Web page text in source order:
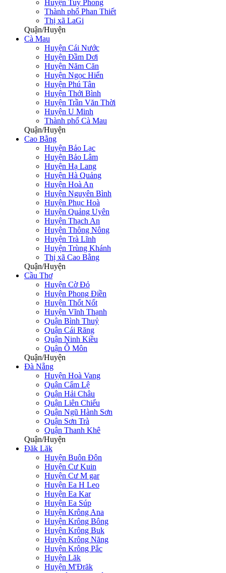
Huyện Tuy Phong
Thành phố Phan Thiết
Thị xã LaGi
Quận/Huyện
Cà Mau
Huyện Cái Nước
Huyện Đầm Dơi
Huyện Năm Căn
Huyện Ngọc Hiển
Huyện Phú Tân
Huyện Thới Bình
Huyện Trần Văn Thời
Huyện U Minh
Thành phố Cà Mau
Quận/Huyện
Cao Bằng
Huyện Bảo Lạc
Huyện Bảo Lâm
Huyện Hạ Lang
Huyện Hà Quảng
Huyện Hoà An
Huyện Nguyên Bình
Huyện Phục Hoà
Huyện Quảng Uyên
Huyện Thạch An
Huyện Thông Nông
Huyện Trà Lĩnh
Huyện Trùng Khánh
Thị xã Cao Bằng
Quận/Huyện
Cầu Thơ
Huyện Cờ Đỏ
Huyện Phong Điền
Huỵện Thốt Nốt
Huyện Vĩnh Thạnh
Quận Bình Thuỷ
Quận Cái Răng
Quận Ninh Kiều
Quận Ô Môn
Quận/Huyện
Đà Nẵng
Huyện Hoà Vang
Quận Cẩm Lệ
Quận Hải Châu
Quận Liên Chiểu
Quận Ngũ Hành Sơn
Quận Sơn Trà
Quận Thanh Khê
Quận/Huyện
Đăk Lăk
Huyện Buôn Đôn
Huyện Cư Kuin
Huyện Cư M gar
Huyện Ea H Leo
Huyện Ea Kar
Huyện Ea Súp
Huyện Krông Ana
Huyện Krông Bông
Huyện Krông Buk
Huyện Krông Năng
Huyện Krông Pắc
Huyện Lăk
Huyện M'Đrăk